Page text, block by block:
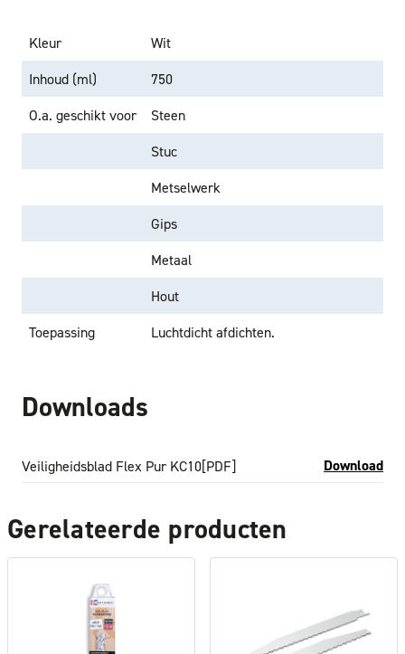
Kleur
Wit
Inhoud (ml)
750
O.a. geschikt voor
Steen
Stuc
Metselwerk
Gips
Metaal
Hout
Toepassing
Luchtdicht afdichten.
Downloads
Veiligheidsblad Flex Pur KC10[PDF] Download
Gerelateerde producten